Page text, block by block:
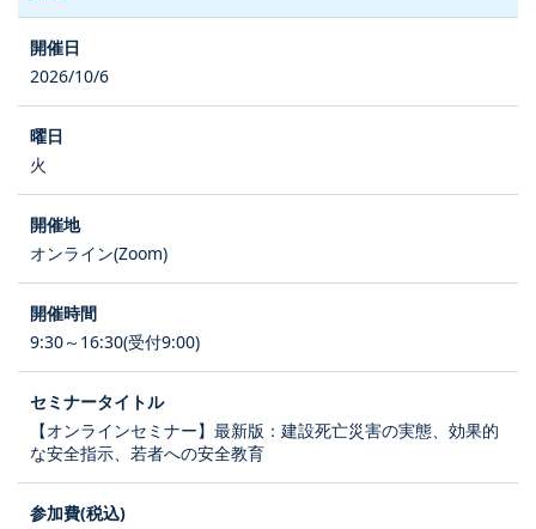
2026/10/6
火
オンライン(Zoom)
9:30～16:30(受付9:00)
【オンラインセミナー】最新版：建設死亡災害の実態、効果的
な安全指示、若者への安全教育